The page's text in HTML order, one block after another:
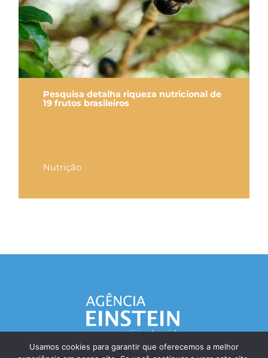
Pesquisa detalha riqueza nutricional de
19 frutos brasileiros
Nutrição
Usamos cookies para garantir que oferecemos a melhor